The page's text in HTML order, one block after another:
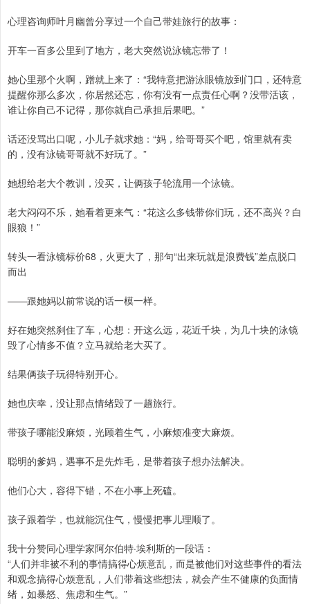
心理咨询师叶月幽曾分享过一个自己带娃旅行的故事：
开车一百多公里到了地方，老大突然说泳镜忘带了！
她心里那个火啊，蹭就上来了：“我特意把游泳眼镜放到门口，还特意
提醒你那么多次，你居然还忘，你有没有一点责任心啊？没带活该，
谁让你自己不记得，那你就自己承担后果吧。”
话还没骂出口呢，小儿子就求她：“妈，给哥哥买个吧，馆里就有卖
的，没有泳镜哥哥就不好玩了。”
她想给老大个教训，没买，让俩孩子轮流用一个泳镜。
老大闷闷不乐，她看着更来气：“花这么多钱带你们玩，还不高兴？白
眼狼！”
转头一看泳镜标价68，火更大了，那句“出来玩就是浪费钱”差点脱口
而出
——跟她妈以前常说的话一模一样。
好在她突然刹住了车，心想：开这么远，花近千块，为几十块的泳镜
毁了心情多不值？立马就给老大买了。
结果俩孩子玩得特别开心。
她也庆幸，没让那点情绪毁了一趟旅行。
带孩子哪能没麻烦，光顾着生气，小麻烦准变大麻烦。
聪明的爹妈，遇事不是先炸毛，是带着孩子想办法解决。
他们心大，容得下错，不在小事上死磕。
孩子跟着学，也就能沉住气，慢慢把事儿理顺了。
我十分赞同心理学家阿尔伯特·埃利斯的一段话：
“人们并非被不利的事情搞得心烦意乱，而是被他们对这些事件的看法
和观念搞得心烦意乱，人们带着这些想法，就会产生不健康的负面情
绪，如暴怒、焦虑和生气。”